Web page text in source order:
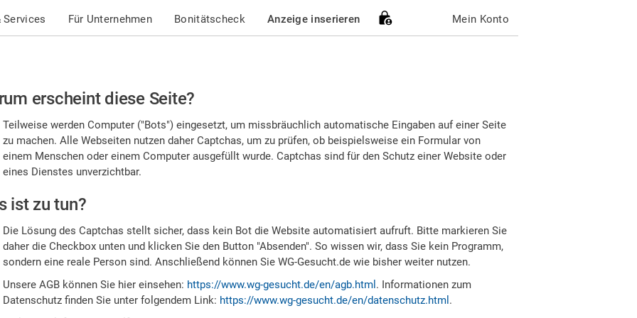
Services Für Unternehmen Bonitätscheck Anzeige inserieren Mein Konto
erscheint diese Seite?
Teilweise werden Computer ("Bots") eingesetzt, um missbräuchlich automatische Eingaben auf einer Seite
zu machen. Alle Webseiten nutzen daher Captchas, um zu prüfen, ob beispielsweise ein Formular von
einem Menschen oder einem Computer ausgefüllt wurde. Captchas sind für den Schutz einer Website oder
eines Dienstes unverzichtbar.
ist zu tun?
Die Lösung des Captchas stellt sicher, dass kein Bot die Website automatisiert aufruft. Bitte markieren Sie
daher die Checkbox unten und klicken Sie den Button "Absenden". So wissen wir, dass Sie kein Programm,
sondern eine reale Person sind. Anschließend können Sie WG-Gesucht.de wie bisher weiter nutzen.
Unsere AGB können Sie hier einsehen: https://www.wg-gesucht.de/en/agb.html . Informationen zum
Datenschutz finden Sie unter folgendem Link: https://www.wg-gesucht.de/en/datenschutz.html .